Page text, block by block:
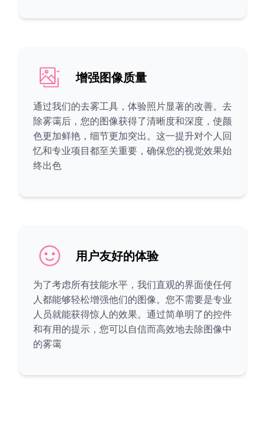
增强图像质量
通过我们的去雾工具，体验照片显著的改善。去
除雾霭后，您的图像获得了清晰度和深度，使颜
色更加鲜艳，细节更加突出。这一提升对个人回
忆和专业项目都至关重要，确保您的视觉效果始
终出色
用户友好的体验
为了考虑所有技能水平，我们直观的界面使任何
人都能够轻松增强他们的图像。您不需要是专业
人员就能获得惊人的效果。通过简单明了的控件
和有用的提示，您可以自信而高效地去除图像中
的雾霭